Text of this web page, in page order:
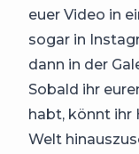
euer Video in
sogar in
dann in der
Sobald ihr
habt, könnt ihr
Welt